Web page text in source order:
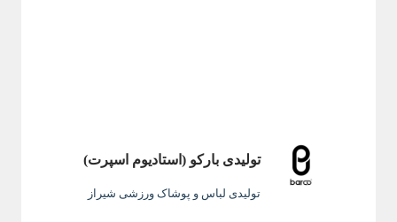
تولیدی بارکو (استادیوم اسپرت)
تولیدی لباس و پوشاک ورزشی شیراز